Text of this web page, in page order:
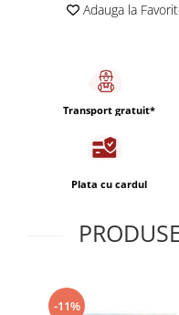
Adauga la
Transport gratuit*
Plata cu cardul
-11%